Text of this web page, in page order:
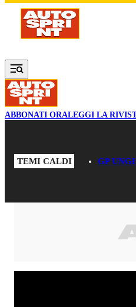
Vai al contenuto principale
ABBONATI ORALEGGI LA
TEMI CALDI GP